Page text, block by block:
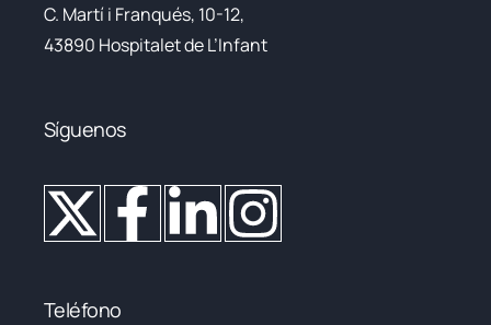
C. Martí i Franqués, 10-12,
43890 Hospitalet de L’Infant
Síguenos
Teléfono